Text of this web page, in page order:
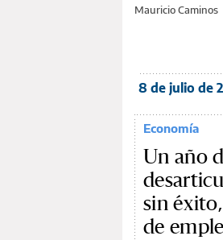
Mauricio Caminos
8 de julio de
Economía
Un año
sin
de